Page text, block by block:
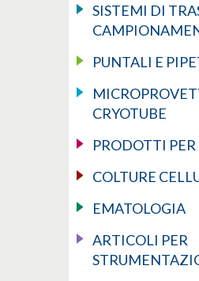
SISTEMI DI
PUNTALI E
CRYOTUBE
PRODOTTI PER
COLTURE
EMATOLOGIA
ARTICOLI PER